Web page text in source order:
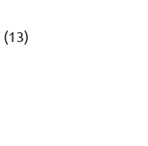
(13)